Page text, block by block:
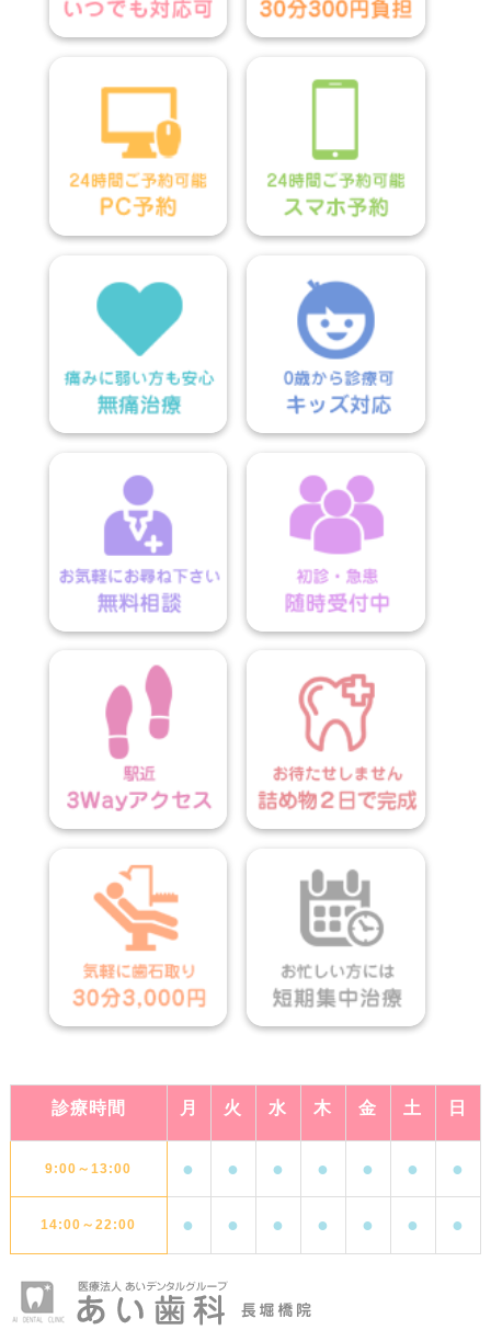
診療時間 月 火 水 木 金 土 日
9:00～13:00 ● ● ● ● ● ● ●
14:00～22:00 ● ● ● ● ● ● ●